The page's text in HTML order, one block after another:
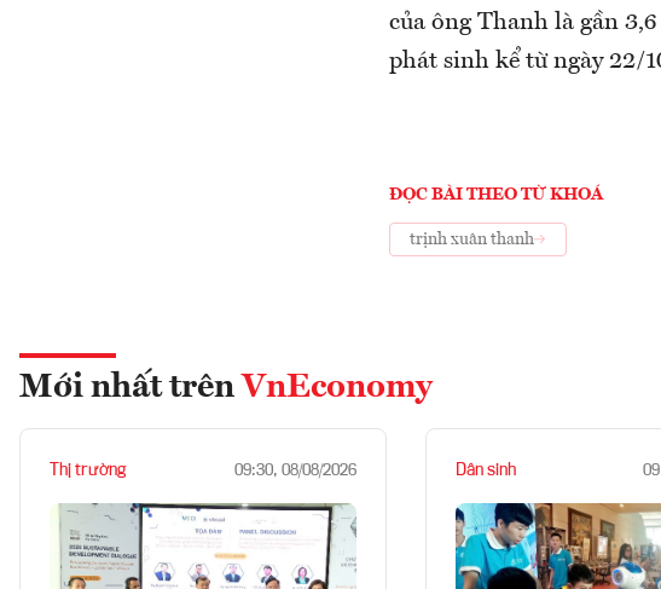
của ông Thanh là gần
phát sinh kể từ ngày 22/
ĐỌC BÀI THEO TỪ KHOÁ
trịnh xuân thanh
Mới nhất trên VnEconomy
Thị trường 09:30, 08/08/2026 Dân sinh